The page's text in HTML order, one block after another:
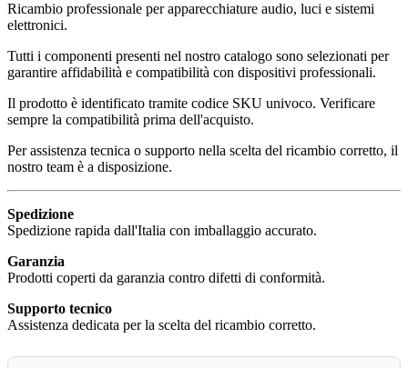
Ricambio professionale per apparecchiature audio, luci e sistemi
elettronici.
Tutti i componenti presenti nel nostro catalogo sono selezionati per
garantire affidabilità e compatibilità con dispositivi professionali.
Il prodotto è identificato tramite codice SKU univoco. Verificare
sempre la compatibilità prima dell'acquisto.
Per assistenza tecnica o supporto nella scelta del ricambio corretto, il
nostro team è a disposizione.
Spedizione
Spedizione rapida dall'Italia con imballaggio accurato.
Garanzia
Prodotti coperti da garanzia contro difetti di conformità.
Supporto tecnico
Assistenza dedicata per la scelta del ricambio corretto.